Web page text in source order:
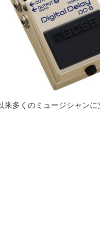
来多くのミュージシャン